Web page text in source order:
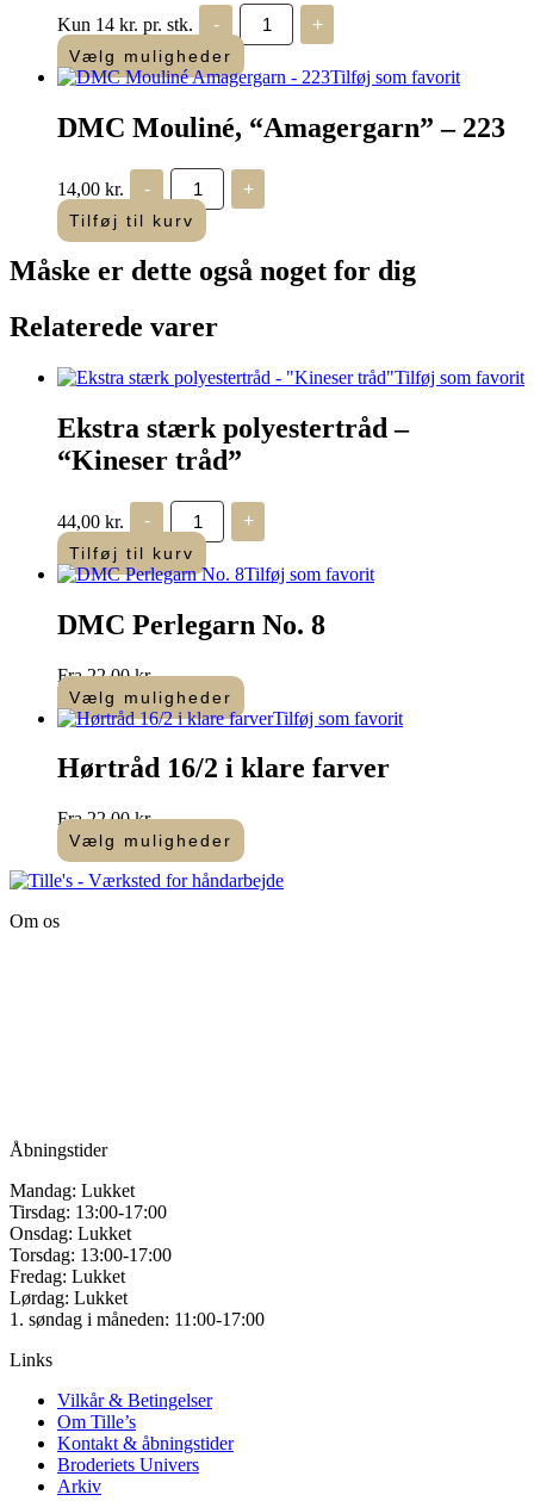
Kun 14 kr. pr. stk. -
DMC
Mouliné
"Amagergarn"
antal
+
Vælg muligheder
Tilføj som favorit
DMC Mouliné, “Amagergarn” – 223
14,00 kr. -
DMC
Mouliné,
“Amagergarn”
–
antal
+
Tilføj til kurv
Måske er dette også noget for dig
Relaterede varer
Tilføj som favorit
Ekstra stærk polyestertråd –
“Kineser tråd”
44,00 kr. -
Ekstra
stærk
polyestertråd
-
"Kineser
antal
+
Tilføj til kurv
Tilføj som favorit
DMC Perlegarn No. 8
Fra22,00kr.
Vælg muligheder
Dette
har
flere
Mulighederne
kan
vælges
på
Tilføj som favorit
Hørtråd 16/2 i klare farver
Fra22,00kr.
Vælg muligheder
Dette
vare
flere
Om os
Åbningstider
Mandag: Lukket
Tirsdag: 13:00-17:00
Onsdag: Lukket
Torsdag: 13:00-17:00
Fredag: Lukket
Lørdag: Lukket
1. søndag i måneden: 11:00-17:00
Links
Vilkår & Betingelser
Om Tille’s
Kontakt & åbningstider
Broderiets Univers
Arkiv